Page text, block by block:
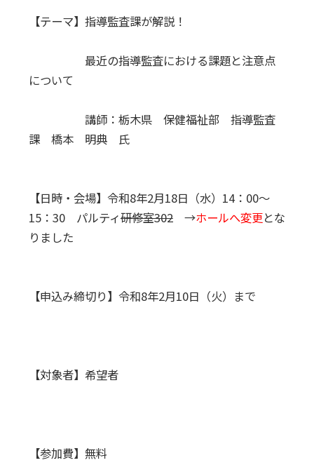
【テーマ】指導監査課が解説！
最近の指導監査における課題と注意点
について
講師：栃木県 保健福祉部 指導監査
課 橋本 明典 氏
【日時・会場】令和8年2月18日（水）14：00～
15：30 パルティ研修室302→ホールへ変更とな
りました
【申込み締切り】令和8年2月10日（火）まで
【対象者】希望者
【参加費】無料